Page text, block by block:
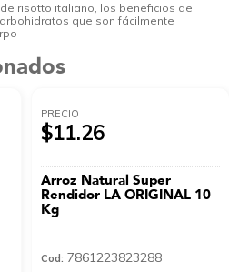
risotto italiano, los beneficios de
que son fácilmente
PRECIO
$11.26
Arroz Natural Super
Rendidor LA ORIGINAL 10
Kg
Cod: 7861223823288